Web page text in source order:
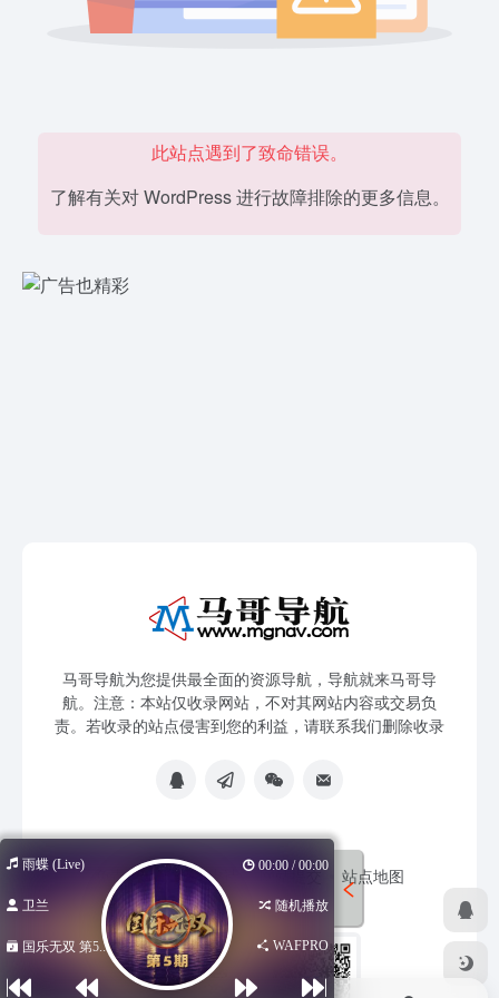
此站点遇到了致命错误。
了解有关对 WordPress 进行故障排除的更多信息。
马哥导航为您提供最全面的资源导航，导航就来马哥导
航。注意：本站仅收录网站，不对其网站内容或交易负
责。若收录的站点侵害到您的利益，请联系我们删除收录
免责声明 友链申请 网站提交 站点地图
雨蝶 (Live) 00:00 / 00:00
卫兰 随机播放
国乐无双 第5... WAFPRO